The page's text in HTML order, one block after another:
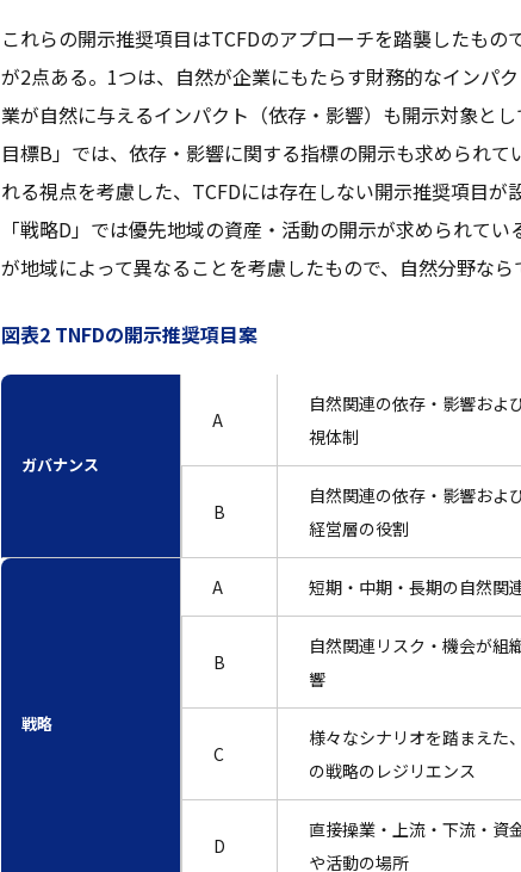
これらの開示推奨項目はTCFDのアプローチを踏襲したもの
が2点ある。1つは、自然が企業にもたらす財務的なインパ
業が自然に与えるインパクト（依存・影響）も開示対象と
目標B」では、依存・影響に関する指標の開示も求められ
れる視点を考慮した、TCFDには存在しない開示推奨項目が
「戦略D」では優先地域の資産・活動の開示が求められて
が地域によって異なることを考慮したもので、自然分野なら
図表2 TNFDの開示推奨項目案
ガバナンス
A
自然関連の依存・影響およ
視体制
B
自然関連の依存・影響およ
経営層の役割
戦略
A 短期・中期・長期の自然関
B
自然関連リスク・機会が組
響
C
様々なシナリオを踏まえた
の戦略のレジリエンス
D
直接操業・上流・下流・資
や活動の場所